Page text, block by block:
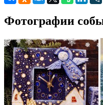
Фотографии